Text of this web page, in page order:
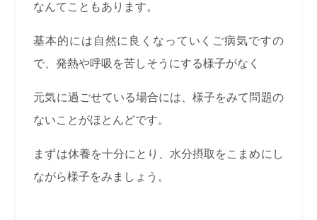
なんてこともあります。
基本的には自然に良くなっていくご病気ですの
で、発熱や呼吸を苦しそうにする様子がなく
元気に過ごせている場合には、様子をみて問題の
ないことがほとんどです。
まずは休養を十分にとり、水分摂取をこまめにし
ながら様子をみましょう。